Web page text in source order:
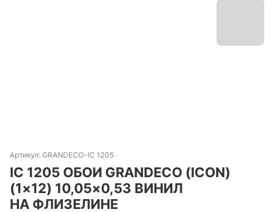
Артикул: GRANDECO-IC 1205
IC 1205 ОБОИ GRANDECO (ICON)
(1×12) 10,05×0,53 ВИНИЛ
НА ФЛИЗЕЛИНЕ